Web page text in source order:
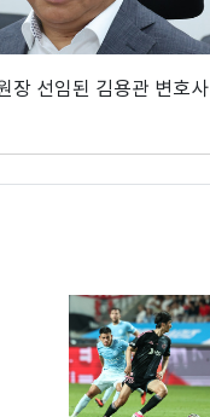
장 선임된 김용관 변호사